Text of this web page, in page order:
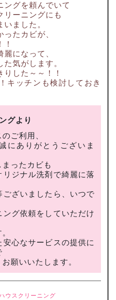
ングを頼んでいて
リーニングにも
ました。
たカビが、
になって、
気がします。
した～～！！
キッチンも検討しておき
グより
ご利用、
にありがとうございま
ったカビも
ジナル洗剤で綺麗に落
ざいましたら、いつで
グ依頼をしていただけ
心なサービスの提供に
願いいたします。
ウスクリーニング